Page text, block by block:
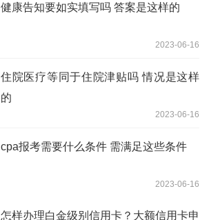
健康告知要如实填写吗 答案是这样的
2023-06-16
住院医疗等同于住院津贴吗 情况是这样
的
2023-06-16
cpa报考需要什么条件 需满足这些条件
2023-06-16
怎样办理白金级别信用卡？大额信用卡申